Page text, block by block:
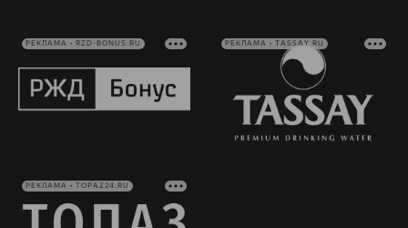
РЕКЛАМА • RZD-BONUS.RU РЕКЛАМА • TASSAY.RU
РЕКЛАМА • TOPAZ24.RU